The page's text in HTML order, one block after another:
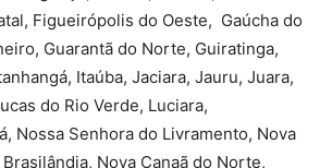
Figueirópolis do Oeste, Gaúcha do
Guarantã do Norte, Guiratinga,
Itaúba, Jaciara, Jauru, Juara,
do Rio Verde, Luciara,
Nossa Senhora do Livramento, Nova
Nova Canaã do Norte,